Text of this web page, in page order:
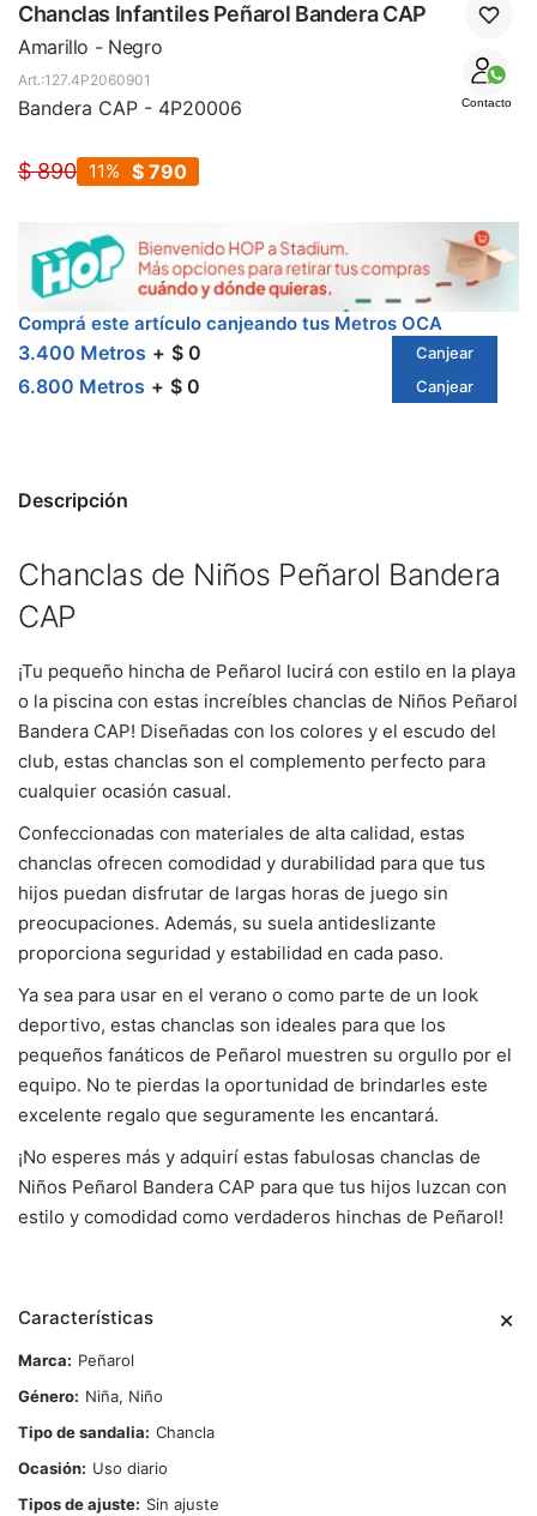
Chanclas Infantiles Peñarol Bandera CAP
Amarillo - Negro
Contacto
127.4P2060901
Bandera CAP - 4P20006
$ 890 $ 790
11
Comprá este artículo canjeando tus Metros OCA
3.400 Metros $ 0 Canjear
6.800 Metros $ 0 Canjear
Descripción
Chanclas de Niños Peñarol Bandera
CAP
¡Tu pequeño hincha de Peñarol lucirá con estilo en la playa
o la piscina con estas increíbles chanclas de Niños Peñarol
Bandera CAP! Diseñadas con los colores y el escudo del
club, estas chanclas son el complemento perfecto para
cualquier ocasión casual.
Confeccionadas con materiales de alta calidad, estas
chanclas ofrecen comodidad y durabilidad para que tus
hijos puedan disfrutar de largas horas de juego sin
preocupaciones. Además, su suela antideslizante
proporciona seguridad y estabilidad en cada paso.
Ya sea para usar en el verano o como parte de un look
deportivo, estas chanclas son ideales para que los
pequeños fanáticos de Peñarol muestren su orgullo por el
equipo. No te pierdas la oportunidad de brindarles este
excelente regalo que seguramente les encantará.
¡No esperes más y adquirí estas fabulosas chanclas de
Niños Peñarol Bandera CAP para que tus hijos luzcan con
estilo y comodidad como verdaderos hinchas de Peñarol!
Características
Marca
Peñarol
Género
Niña, Niño
Tipo de sandalia
Chancla
Ocasión
Uso diario
Tipos de ajuste
Sin ajuste